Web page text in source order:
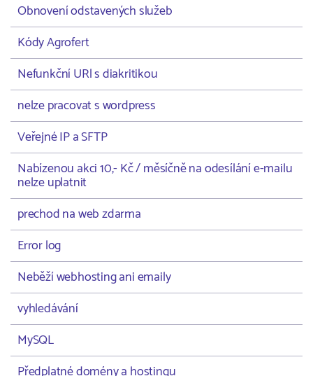
Obnovení odstavených služeb
Kódy Agrofert
Nefunkční URl s diakritikou
nelze pracovat s wordpress
Veřejné IP a SFTP
Nabízenou akci 10,- Kč / měsíčně na odesílání e-mailu
nelze uplatnit
prechod na web zdarma
Error log
Neběží webhosting ani emaily
vyhledávání
MySQL
Předplatné domény a hostingu